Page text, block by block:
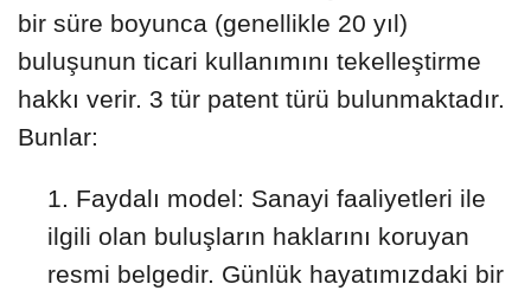
bir süre boyunca (genellikle 20 yıl)
buluşunun ticari kullanımını tekelleştirme
hakkı verir. 3 tür patent türü bulunmaktadır.
Bunlar:
Faydalı model: Sanayi faaliyetleri ile
ilgili olan buluşların haklarını koruyan
resmi belgedir. Günlük hayatımızdaki bir